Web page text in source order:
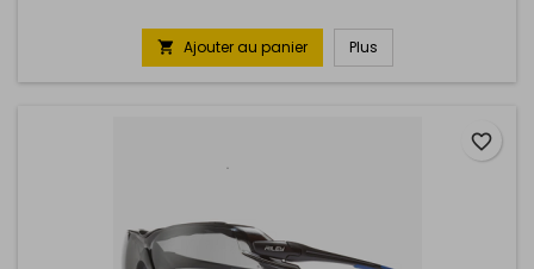
 Ajouter au panier Plus
favorite_border